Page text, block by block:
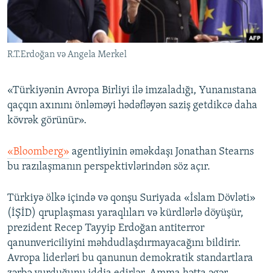
AZƏRBAYCAN ƏDƏBIYYATI KITABXANASI
İSLAM VƏ DEMOKRATIYA
İZ - MƏDƏNIYYƏT PROQRAMI
PEŞƏ ETIKASI VƏ JURNALISTIKA STANDARTLARIMIZ
MATERIALLARIMIZDAN ISTIFADƏ
XƏBƏR BÜLLETENLƏRIMIZ
R.T.Erdoğan və Angela Merkel
«Türkiyənin Avropa Birliyi ilə imzaladığı, Yunanıstana
qaçqın axınını önləməyi hədəfləyən saziş getdikcə daha
kövrək görünür».
«Bloomberg» agentliyinin əməkdaşı Jonathan Stearns
bu razılaşmanın perspektivlərindən söz açır.
Türkiyə ölkə içində və qonşu Suriyada «İslam Dövləti»
(İŞİD) qruplaşması yaraqlıları və kürdlərlə döyüşür,
prezident Recep Tayyip Erdoğan antiterror
qanunvericiliyini məhdudlaşdırmayacağını bildirir.
Avropa liderləri bu qanunun demokratik standartlara